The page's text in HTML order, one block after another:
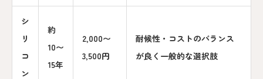
シ
リ
コ
ン
約
10〜
15年
2,000〜
3,500円
耐候性・コストのバランス
が良く一般的な選択肢